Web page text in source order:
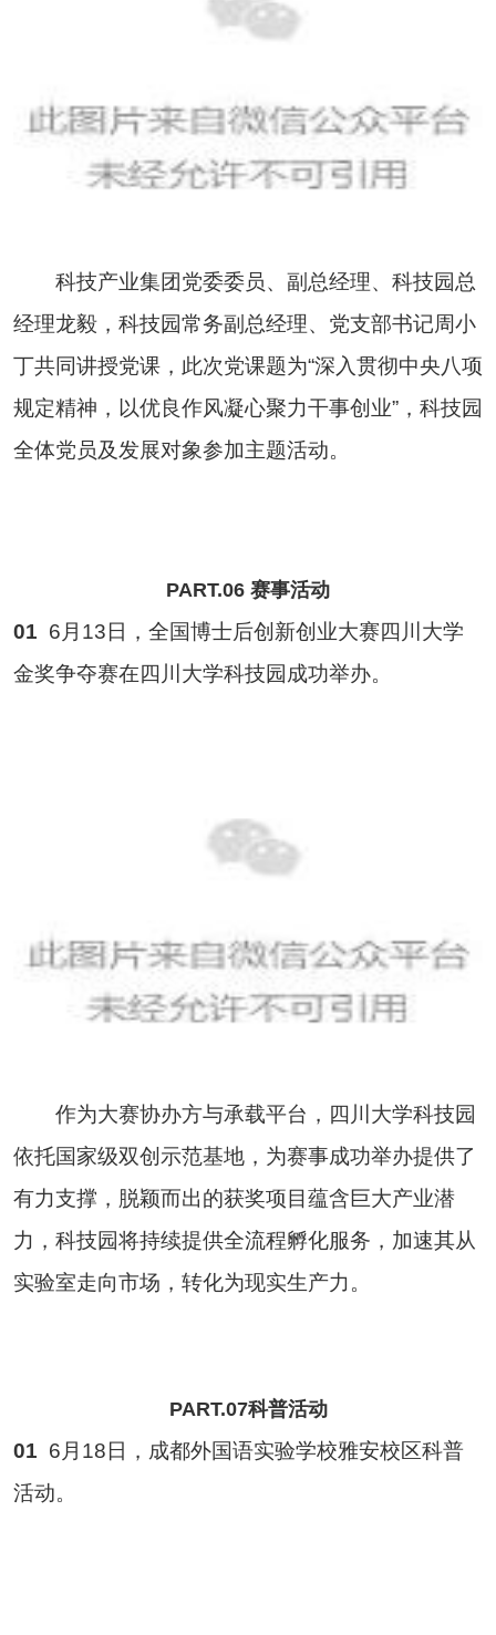
科技产业集团党委委员、副总经理、科技园总
经理龙毅，科技园常务副总经理、党支部书记周小
丁共同讲授党课，此次党课题为“深入贯彻中央八项
规定精神，以优良作风凝心聚力干事创业”，科技园
全体党员及发展对象参加主题活动。
PART.06 赛事活动
01 6月13日，全国博士后创新创业大赛四川大学
金奖争夺赛在四川大学科技园成功举办。
作为大赛协办方与承载平台，四川大学科技园
依托国家级双创示范基地，为赛事成功举办提供了
有力支撑，脱颖而出的获奖项目蕴含巨大产业潜
力，科技园将持续提供全流程孵化服务，加速其从
实验室走向市场，转化为现实生产力。
PART.07科普活动
01 6月18日，成都外国语实验学校雅安校区科普
活动。